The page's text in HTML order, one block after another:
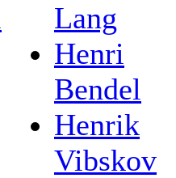
Lang
Henri
Bendel
Henrik
Vibskov